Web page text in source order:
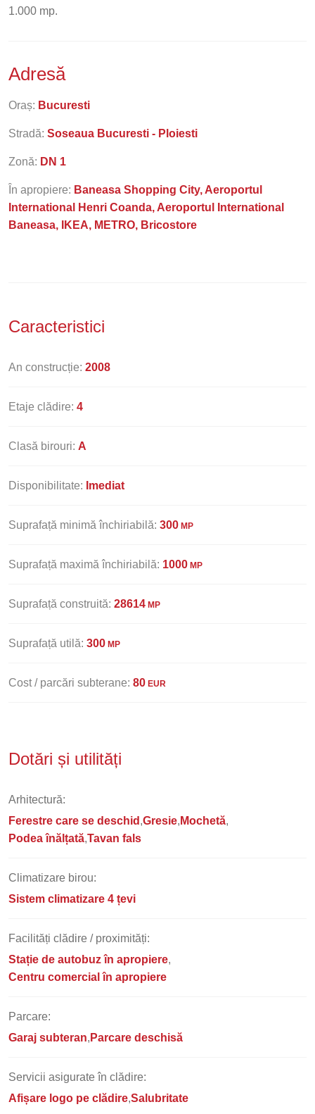
1.000 mp.
Adresă
Oraș: Bucuresti
Stradă: Soseaua Bucuresti - Ploiesti
Zonă: DN 1
În apropiere: Baneasa Shopping City, Aeroportul
International Henri Coanda, Aeroportul International
Baneasa, IKEA, METRO, Bricostore
Caracteristici
An construcție: 2008
Etaje clădire: 4
Clasă birouri: A
Disponibilitate: Imediat
Suprafață minimă închiriabilă: 300 MP
Suprafață maximă închiriabilă: 1000 MP
Suprafață construită: 28614 MP
Suprafață utilă: 300 MP
Cost / parcări subterane: 80 EUR
Dotări și utilități
Arhitectură:
Ferestre care se deschid Gresie Mochetă
Podea înălțată Tavan fals
Climatizare birou:
Sistem climatizare 4 țevi
Facilități clădire / proximități:
Stație de autobuz în apropiere
Centru comercial în apropiere
Parcare:
Garaj subteran Parcare deschisă
Servicii asigurate în clădire:
Afișare logo pe clădire Salubritate